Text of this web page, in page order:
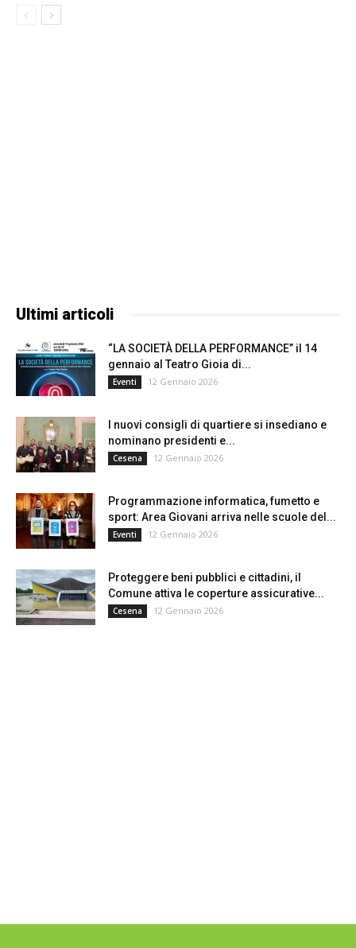
Ultimi articoli
“LA SOCIETÀ DELLA PERFORMANCE” il 14
gennaio al Teatro Gioia di...
Eventi 12 Gennaio 2026
I nuovi consigli di quartiere si insediano e
nominano presidenti e...
Cesena 12 Gennaio 2026
Programmazione informatica, fumetto e
sport: Area Giovani arriva nelle scuole del...
Eventi 12 Gennaio 2026
Proteggere beni pubblici e cittadini, il
Comune attiva le coperture assicurative...
Cesena 12 Gennaio 2026